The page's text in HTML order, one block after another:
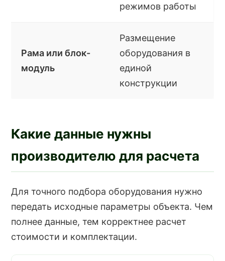
режимов работы
Рама или блок-
модуль
Размещение
оборудования в
единой
конструкции
Какие данные нужны
производителю для расчета
Для точного подбора оборудования нужно
передать исходные параметры объекта. Чем
полнее данные, тем корректнее расчет
стоимости и комплектации.